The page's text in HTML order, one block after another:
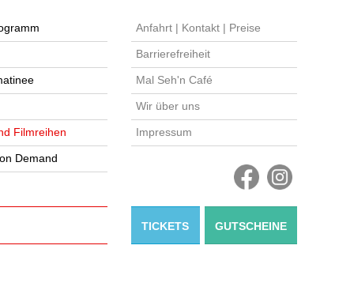
Filmreihen
Demand
Anfahrt | Kontakt | Preise
Barrierefreiheit
Mal Seh'n Café
Wir über uns
Impressum
TICKETS GUTSCHEINE